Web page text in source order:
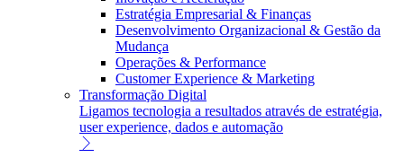
Estratégia Empresarial & Finanças
Desenvolvimento Organizacional & Gestão da
Mudança
Operações & Performance
Customer Experience & Marketing
Transformação Digital
Ligamos tecnologia a resultados através de estratégia,
user experience, dados e automação